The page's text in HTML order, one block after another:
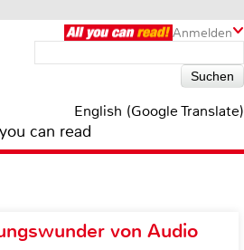
Anmelden
English (Google Translate)
can read
von Audio